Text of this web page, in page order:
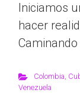
Iniciamos
hacer
Colombia,
Venezuela